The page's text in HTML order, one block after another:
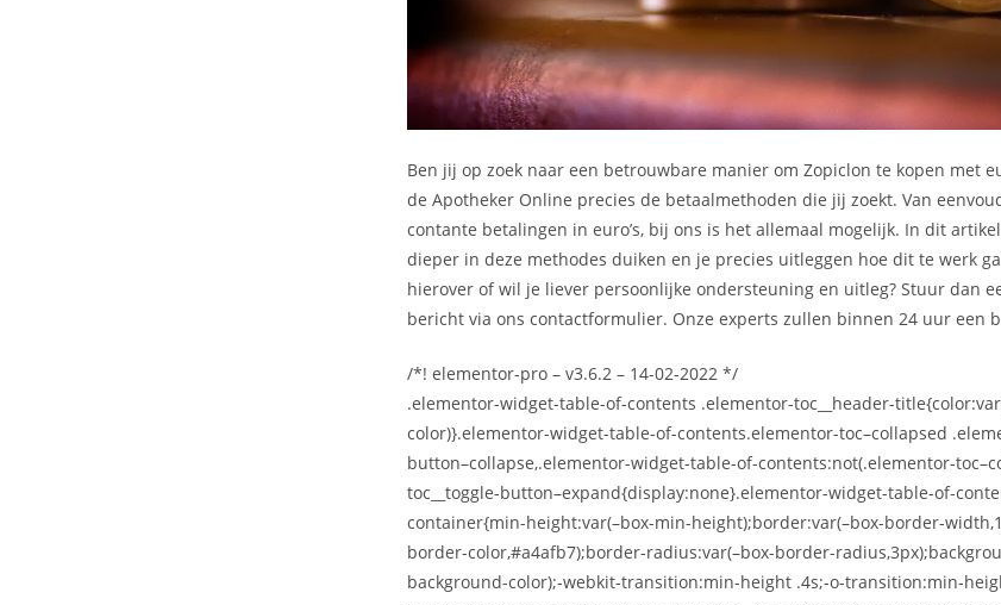
Ben jij op zoek naar een betrouwbare manier om Zopiclon te kopen met
de Apotheker Online precies de betaalmethoden die jij zoekt. Van
contante betalingen in euro’s, bij ons is het allemaal mogelijk. In dit
dieper in deze methodes duiken en je precies uitleggen hoe dit te werk
hierover of wil je liever persoonlijke ondersteuning en uitleg? Stuur dan
bericht via ons contactformulier. Onze experts zullen binnen 24 uur een
/*! elementor-pro – v3.6.2 – 14-02-2022 */
.elementor-widget-table-of-contents .elementor-toc__header-
color)}.elementor-widget-table-of-contents.elementor-toc–collapsed
button–collapse,.elementor-widget-table-of-contents:not(.elementor-
toc__toggle-button–expand{display:none}.elementor-widget-table-of-
container{min-height:var(–box-min-height);border:var(–box-border-
border-color,#a4afb7);border-radius:var(–box-border-
background-color);-webkit-transition:min-height .4s;-o-transition:min-